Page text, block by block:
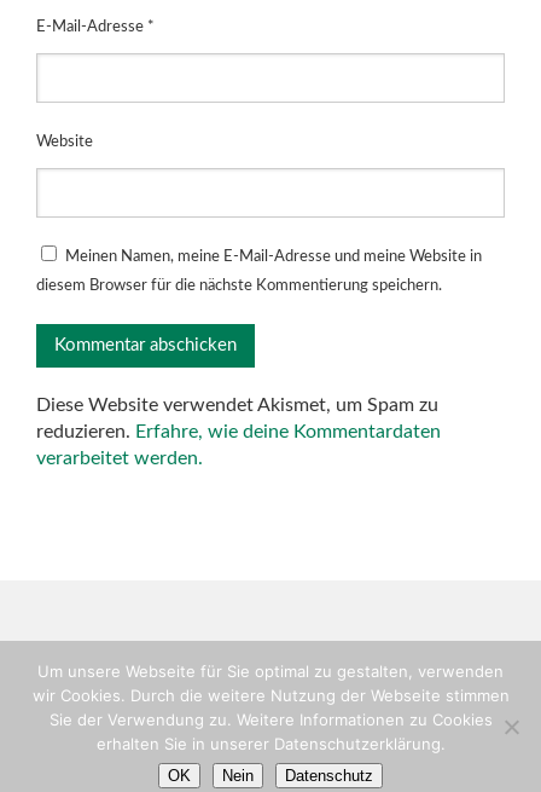
E-Mail-Adresse *
Website
Meinen Namen, meine E-Mail-Adresse und meine Website in
diesem Browser für die nächste Kommentierung speichern.
Diese Website verwendet Akismet, um Spam zu
reduzieren. Erfahre, wie deine Kommentardaten
verarbeitet werden.
Copyright © TV-Flein, Abteilung Handball
Impressum
Um unsere Webseite für Sie optimal zu gestalten, verwenden
wir Cookies. Durch die weitere Nutzung der Webseite stimmen
Sie der Verwendung zu. Weitere Informationen zu Cookies
erhalten Sie in unserer Datenschutzerklärung.
OK Nein Datenschutz